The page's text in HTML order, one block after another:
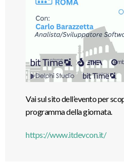
Vai sul sito dell’evento per
programma della giornata.
https://www.itdevcon.it/